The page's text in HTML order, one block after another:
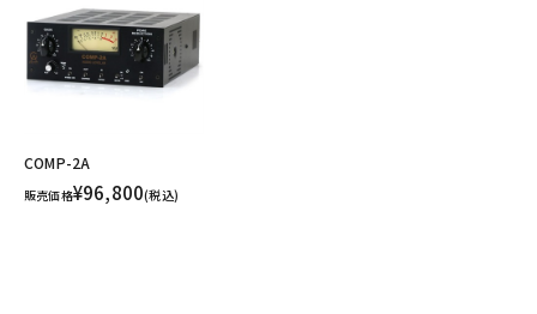
COMP-2A
販売価格¥96,800(税込)